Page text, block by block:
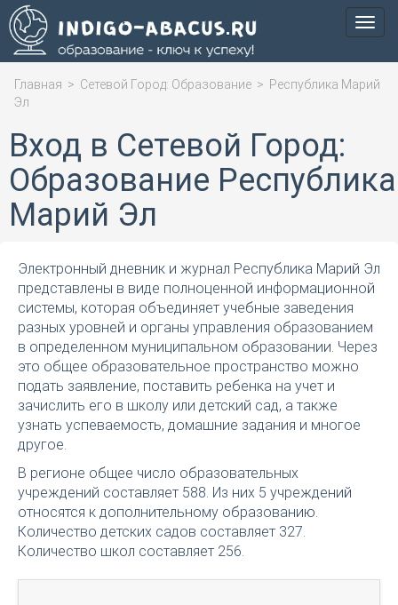
Меню
Главная > Сетевой Город: Образование > Республика Марий
Эл
Вход в Сетевой Город:
Образование Республика
Марий Эл
Электронный дневник и журнал Республика Марий Эл
представлены в виде полноценной информационной
системы, которая объединяет учебные заведения
разных уровней и органы управления образованием
в определенном муниципальном образовании. Через
это общее образовательное пространство можно
подать заявление, поставить ребенка на учет и
зачислить его в школу или детский сад, а также
узнать успеваемость, домашние задания и многое
другое.
В регионе общее число образовательных
учреждений составляет 588. Из них 5 учреждений
относятся к дополнительному образованию.
Количество детских садов составляет 327.
Количество школ составляет 256.